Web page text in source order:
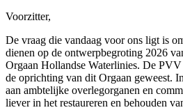
Voorzitter,
De vraag die vandaag voor ons ligt is
dienen op de ontwerpbegroting 2026
Orgaan Hollandse Waterlinies. De
de oprichting van dit Orgaan geweest.
aan ambtelijke overlegorganen en
liever in het restaureren en behouden